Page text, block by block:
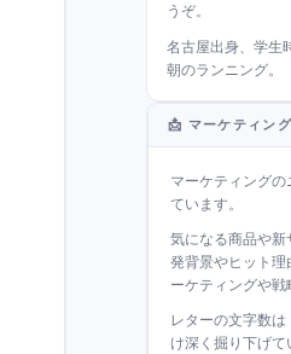
うぞ。
名古屋出身、学生
朝のランニング。
📩 マーケティン
マーケティング
ています。
気になる商品や新
発背景やヒット理
ーケティングや戦
レターの文字数
け深く掘り下げ